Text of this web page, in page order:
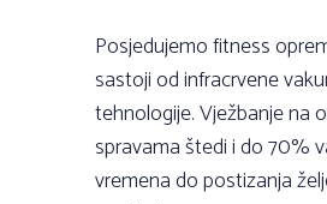
Posjedujemo fitness
sastoji od infracrvene
tehnologije. Vježbanje na
spravama štedi i do 70%
vremena do postizanja